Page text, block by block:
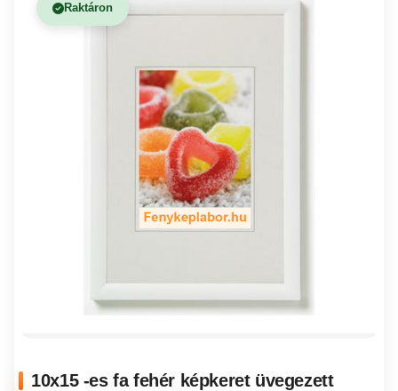
Raktáron
10x15 -es fa fehér képkeret üvegezett